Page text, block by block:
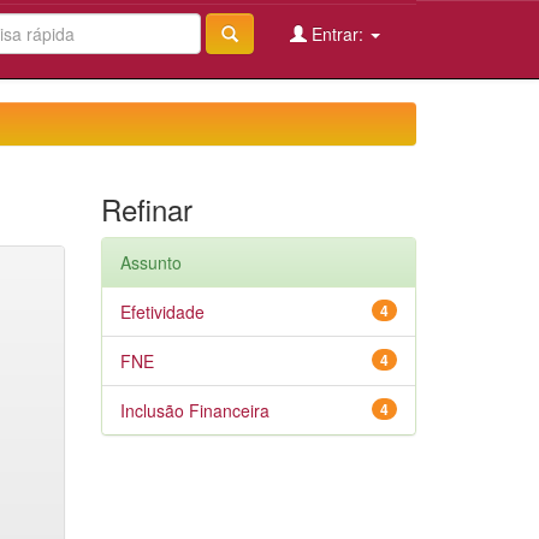
Entrar:
Refinar
Assunto
4
Efetividade
4
FNE
4
Inclusão Financeira